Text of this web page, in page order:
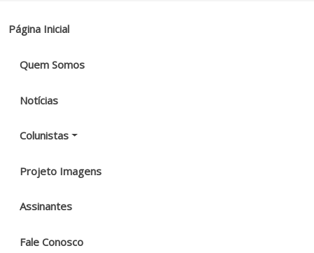
Página Inicial
Quem Somos
Notícias
Colunistas
Projeto Imagens
Assinantes
Fale Conosco